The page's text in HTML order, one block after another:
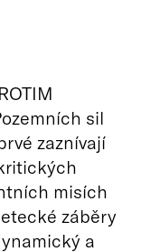
sil
zaznívají
misích
záběry
a